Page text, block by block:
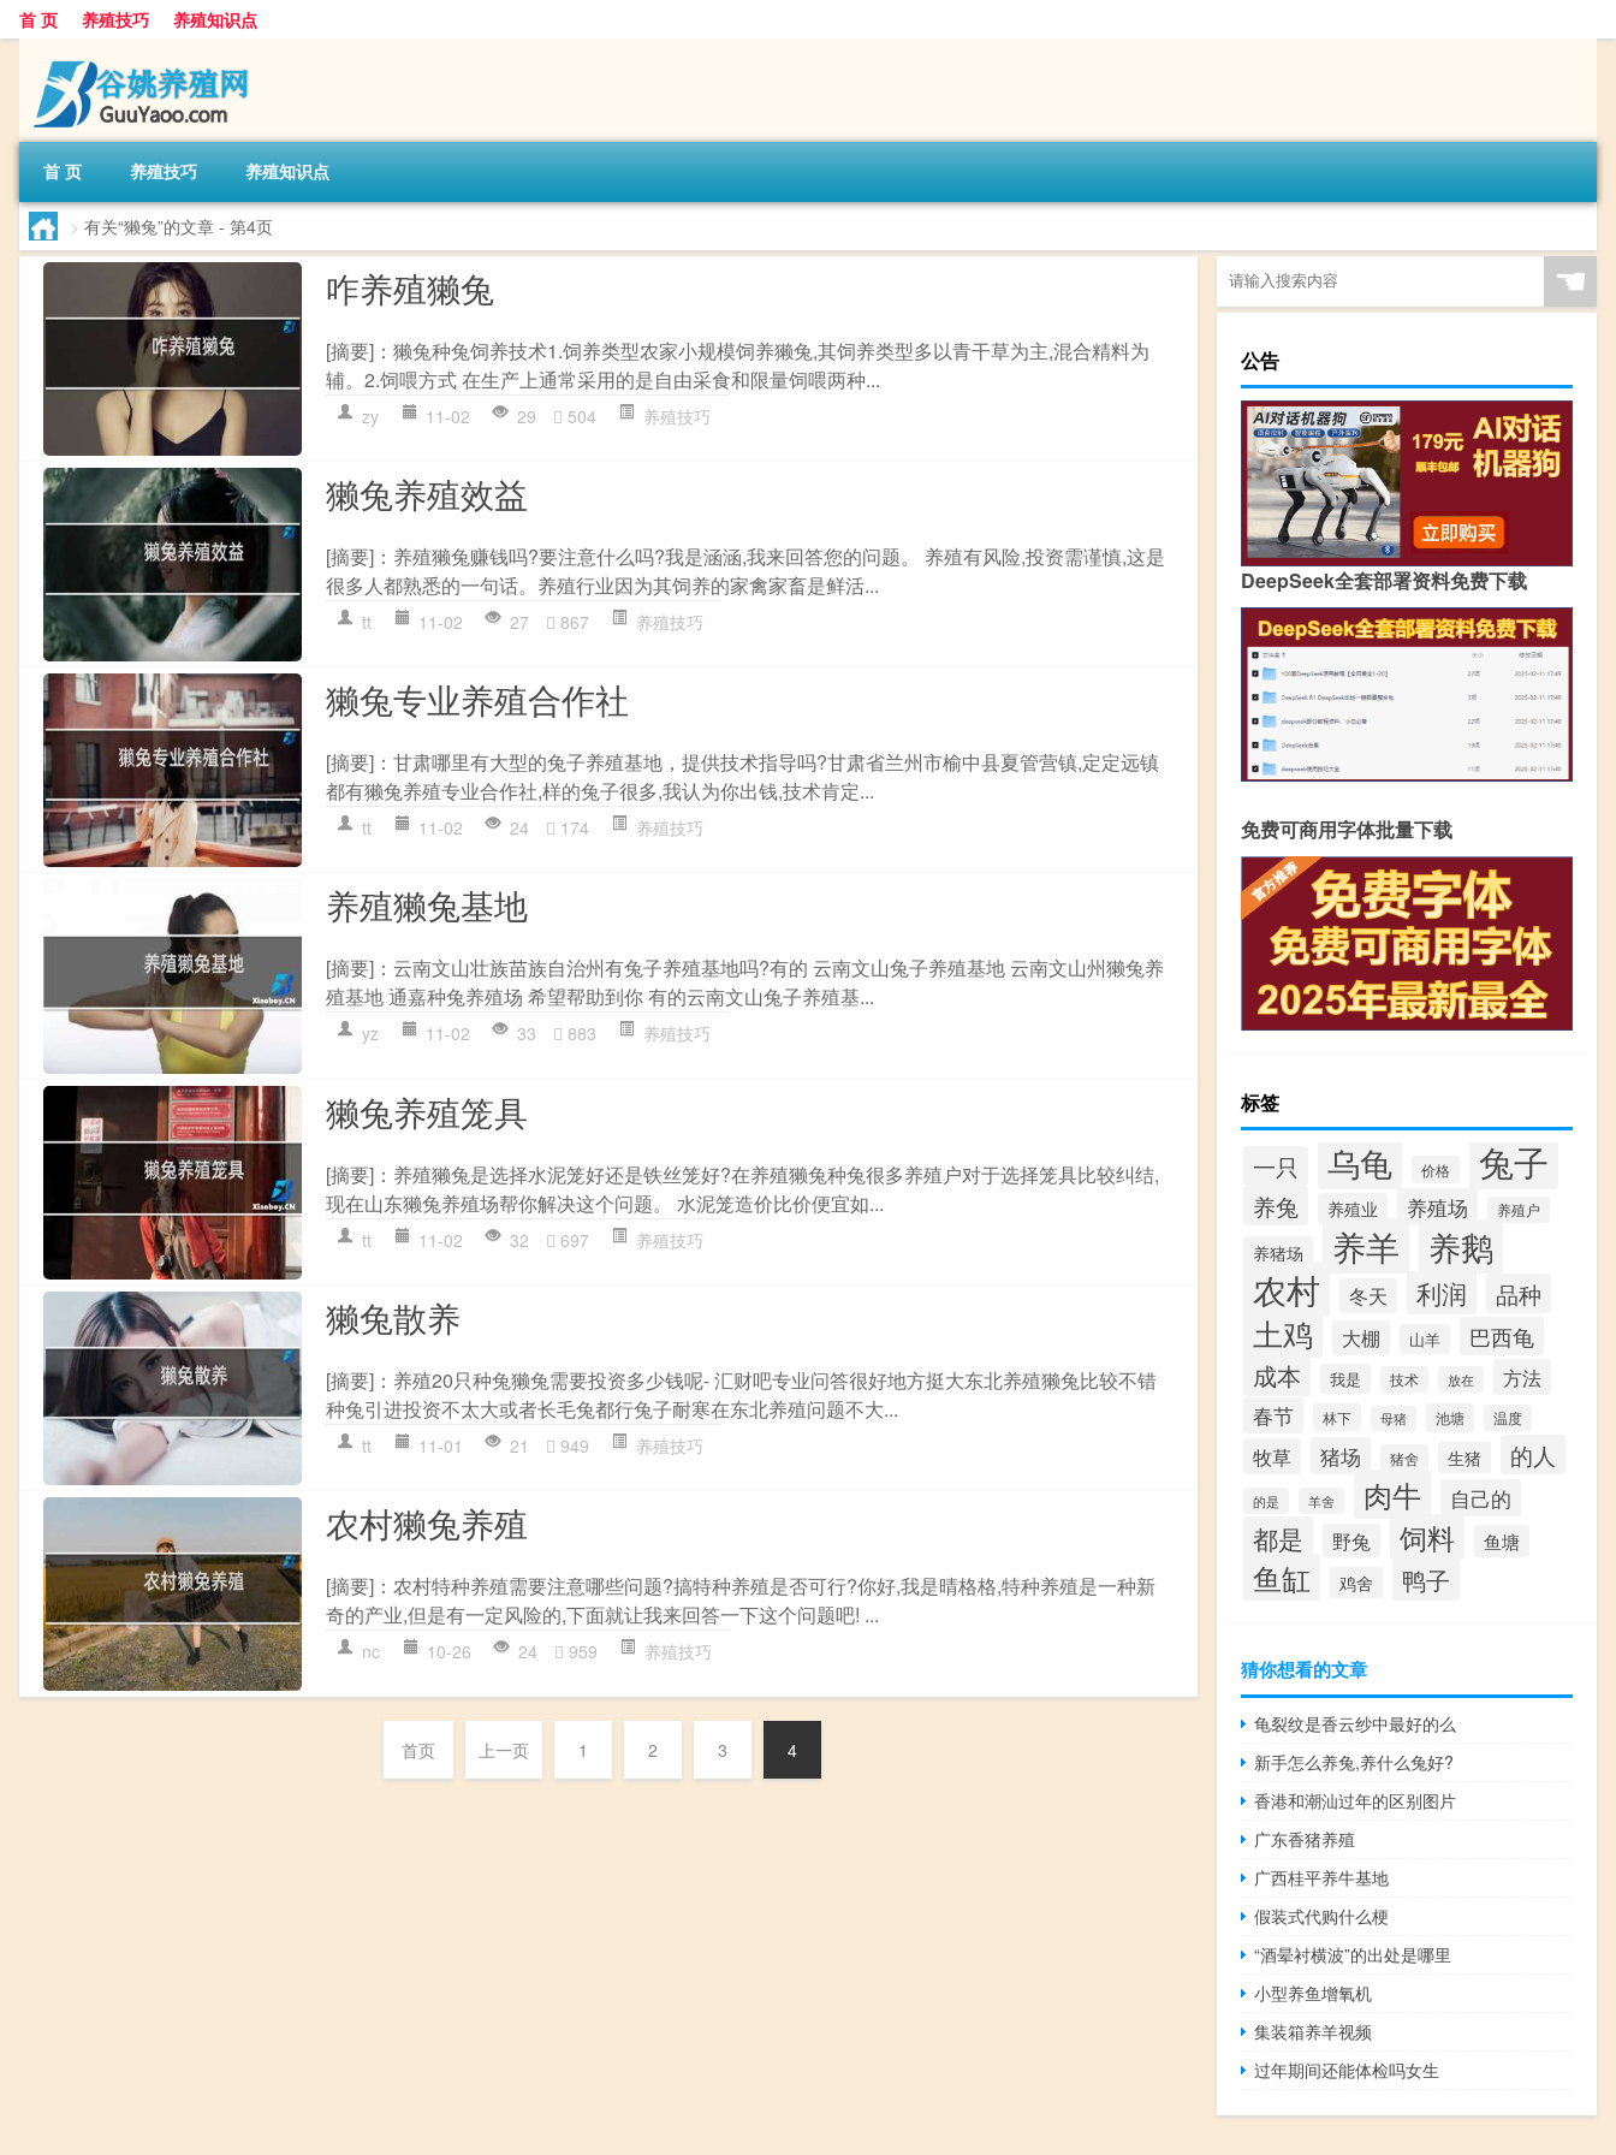
首 页 养殖技巧 养殖知识点
首 页 养殖技巧 养殖知识点
> 有关“獭兔”的文章 - 第4页
咋养殖獭兔
[摘要]：獭兔种兔饲养技术1.饲养类型农家小规模饲养獭兔,其饲养类型多以青干草为主,混合精料为
辅。2.饲喂方式 在生产上通常采用的是自由采食和限量饲喂两种...
zy 11-02 29 504 养殖技巧
獭兔养殖效益
[摘要]：养殖獭兔赚钱吗?要注意什么吗?我是涵涵,我来回答您的问题。 养殖有风险,投资需谨慎,这是
很多人都熟悉的一句话。养殖行业因为其饲养的家禽家畜是鲜活...
tt 11-02 27 867 养殖技巧
獭兔专业养殖合作社
[摘要]：甘肃哪里有大型的兔子养殖基地，提供技术指导吗?甘肃省兰州市榆中县夏管营镇,定定远镇
都有獭兔养殖专业合作社,样的兔子很多,我认为你出钱,技术肯定...
tt 11-02 24 174 养殖技巧
养殖獭兔基地
[摘要]：云南文山壮族苗族自治州有兔子养殖基地吗?有的 云南文山兔子养殖基地 云南文山州獭兔养
殖基地 通嘉种兔养殖场 希望帮助到你 有的云南文山兔子养殖基...
yz 11-02 33 883 养殖技巧
獭兔养殖笼具
[摘要]：养殖獭兔是选择水泥笼好还是铁丝笼好?在养殖獭兔种兔很多养殖户对于选择笼具比较纠结,
现在山东獭兔养殖场帮你解决这个问题。 水泥笼造价比价便宜如...
tt 11-02 32 697 养殖技巧
獭兔散养
[摘要]：养殖20只种兔獭兔需要投资多少钱呢- 汇财吧专业问答很好地方挺大东北养殖獭兔比较不错
种兔引进投资不太大或者长毛兔都行兔子耐寒在东北养殖问题不大...
tt 11-01 21 949 养殖技巧
农村獭兔养殖
[摘要]：农村特种养殖需要注意哪些问题?搞特种养殖是否可行?你好,我是晴格格,特种养殖是一种新
奇的产业,但是有一定风险的,下面就让我来回答一下这个问题吧! ...
nc 10-26 24 959 养殖技巧
首页 上一页 1 2 3 4
☚
公告
DeepSeek全套部署资料免费下载
免费可商用字体批量下载
标签
一只 乌龟 价格 兔子
养兔 养殖业 养殖场 养殖户
养猪场 养羊 养鹅
农村 冬天 利润 品种
土鸡 大棚 山羊 巴西龟
成本 我是 技术 放在
方法
春节
林下 母猪 池塘 温度
牧草 猪场 猪舍 生猪 的人
的是 羊舍 肉牛 自己的
都是 野兔 饲料 鱼塘
鱼缸 鸡舍 鸭子
猜你想看的文章
龟裂纹是香云纱中最好的么
新手怎么养兔,养什么兔好?
香港和潮汕过年的区别图片
广东香猪养殖
广西桂平养牛基地
假装式代购什么梗
“酒晕衬横波”的出处是哪里
小型养鱼增氧机
集装箱养羊视频
过年期间还能体检吗女生